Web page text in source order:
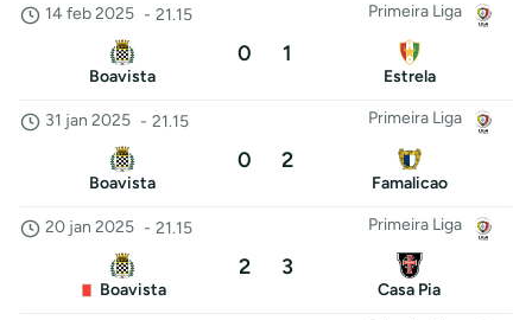
Primeira Liga
14 feb 2025 - 21.15
Boavista
0 1
Estrela
Primeira Liga
31 jan 2025 - 21.15
Boavista
0 2
Famalicao
Primeira Liga
20 jan 2025 - 21.15
Boavista
2 3
Casa Pia